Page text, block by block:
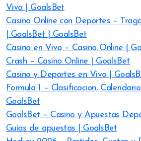
Vivo | GoalsBet
Casino Online con Deportes –
| GoalsBet | GoalsBet
Casino en Vivo – Casino Online |
Crash – Casino Online | GoalsBet
Casino y Deportes en Vivo |
Formula 1 – Clasificacion,
GoalsBet
GoalsBet – Casino y Apuestas
Guías de apuestas | GoalsBet